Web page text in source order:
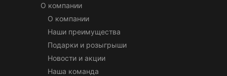
О компании
О компании
Наши преимущества
Подарки и розыгрыши
Новости и акции
Наша команда